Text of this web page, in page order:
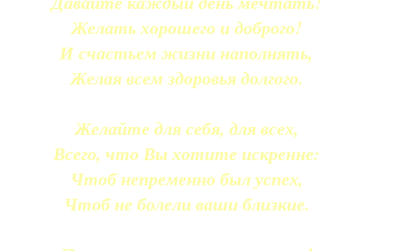
Желать хорошего и доброго!
И счастьем жизни наполнять,
Желая всем здоровья долгого.
Желайте для себя, для всех,
Всего, что Вы хотите искренне:
Чтоб непременно был успех,
Чтоб не болели ваши близкие.